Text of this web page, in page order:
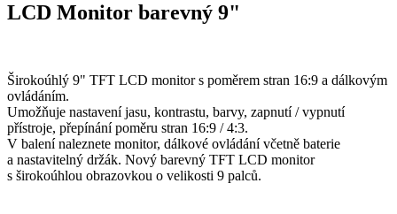
LCD Monitor barevný 9"
Širokoúhlý 9" TFT LCD monitor s poměrem stran 16:9 a dálkovým
ovládáním.
Umožňuje nastavení jasu, kontrastu, barvy, zapnutí / vypnutí
přístroje, přepínání poměru stran 16:9 / 4:3.
V balení naleznete monitor, dálkové ovládání včetně baterie
a nastavitelný držák. Nový barevný TFT LCD monitor
s širokoúhlou obrazovkou o velikosti 9 palců.